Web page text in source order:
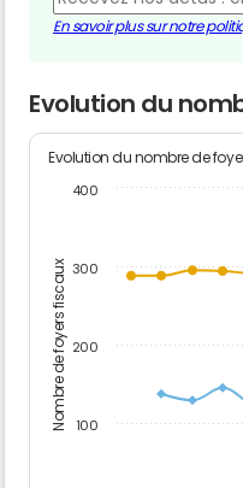
En savoir plus sur notre
Evolution du
Nombre de foyers fiscaux
Evolution du nombre de
100
200
300
400